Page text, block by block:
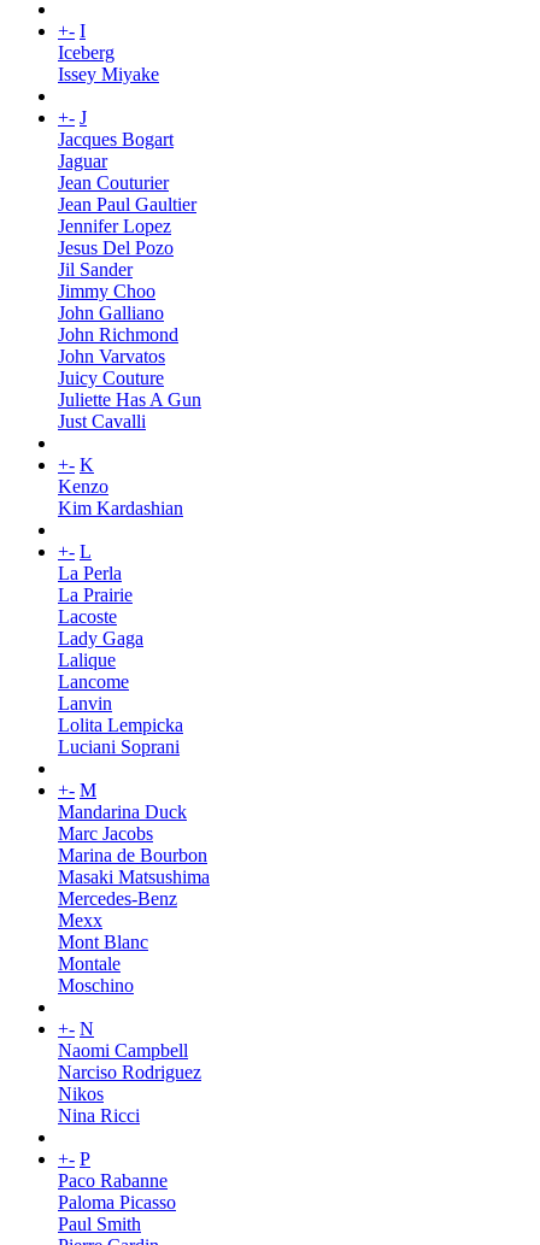
+- I
Iceberg
Issey Miyake
+- J
Jacques Bogart
Jaguar
Jean Couturier
Jean Paul Gaultier
Jennifer Lopez
Jesus Del Pozo
Jil Sander
Jimmy Choo
John Galliano
John Richmond
John Varvatos
Juicy Couture
Juliette Has A Gun
Just Cavalli
+- K
Kenzo
Kim Kardashian
+- L
La Perla
La Prairie
Lacoste
Lady Gaga
Lalique
Lancome
Lanvin
Lolita Lempicka
Luciani Soprani
+- M
Mandarina Duck
Marc Jacobs
Marina de Bourbon
Masaki Matsushima
Mercedes-Benz
Mexx
Mont Blanc
Montale
Moschino
+- N
Naomi Campbell
Narciso Rodriguez
Nikos
Nina Ricci
+- P
Paco Rabanne
Paloma Picasso
Paul Smith